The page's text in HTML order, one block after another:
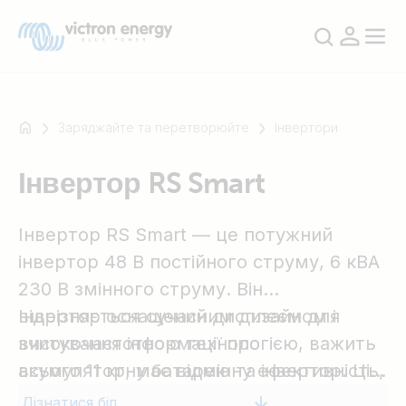
Наприклад
Multiplus-
Orion
SmartShunt
Заряджайте та перетворюйте Інвертори
Інвертор RS Smart
Інвертор RS Smart — це потужний
інвертор 48 В постійного струму, 6 кВА
230 В змінного струму. Він
відрізняється сучасним дизайном і
високочастотною технологією, важить
всього 11 кг, має відмінну ефективність,
низьке енергоспоживання в режимі
Інвертор оснащений дисплеєм для
зчитування інформації про
акумуляторну батарею та інвертор. Ці
параметри також можна зчитувати
Дізнатися більше